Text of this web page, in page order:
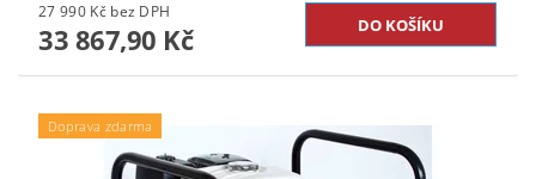
27 990 Kč bez DPH
33 867,90 Kč
Doprava zdarma